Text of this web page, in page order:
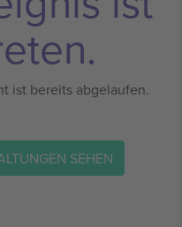
ist bereits abgelaufen.
SEHEN